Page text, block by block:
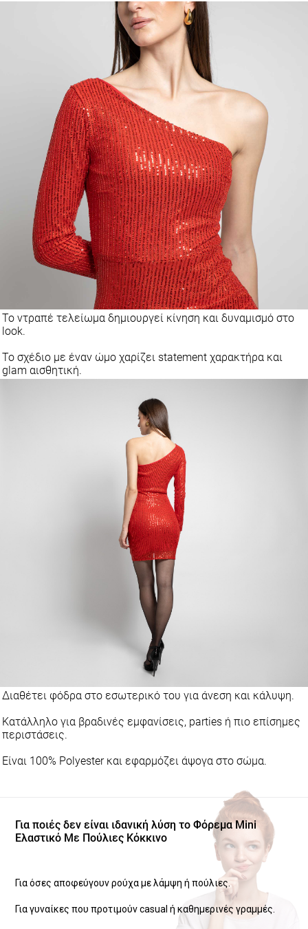
Το ντραπέ τελείωμα δημιουργεί κίνηση και δυναμισμό στο
look.
Το σχέδιο με έναν ώμο χαρίζει statement χαρακτήρα και
glam αισθητική.
Διαθέτει φόδρα στο εσωτερικό του για άνεση και κάλυψη.
Κατάλληλο για βραδινές εμφανίσεις, parties ή πιο επίσημες
περιστάσεις.
Είναι 100% Polyester και εφαρμόζει άψογα στο σώμα.
Για ποιές δεν είναι ιδανική λύση το Φόρεμα Mini
Ελαστικό Με Πούλιες Κόκκινο
Για όσες αποφεύγουν ρούχα με λάμψη ή πούλιες.
Για γυναίκες που προτιμούν casual ή καθημερινές γραμμές.